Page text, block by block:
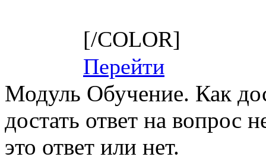
[/COLOR]
Перейти
Модуль Обучение. Как
достать ответ на вопрос
это ответ или нет.